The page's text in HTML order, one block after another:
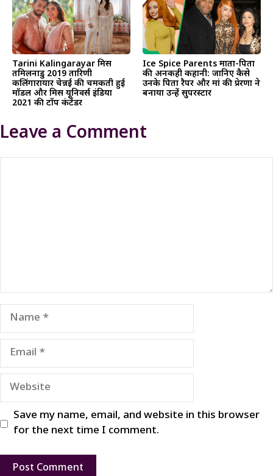
Tarini Kalingarayar मिस
तमिलनाडु 2019 तारिणी
कलिंगारायार चेन्नई की चमकती हुई
मॉडल और मिस यूनिवर्स इंडिया
2021 की टॉप कंटेंडर
Ice Spice Parents माता-पिता
की अनकही कहानी: जानिए कैसे
उनके पिता रैपर और मां की प्रेरणा ने
बनाया उन्हें सुपरस्टार
Leave a Comment
Name
Email
Website
Save my name, email, and website in this browser
for the next time I comment.